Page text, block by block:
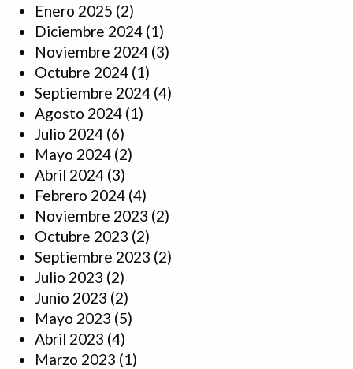
Enero 2025 (2)
Diciembre 2024 (1)
Noviembre 2024 (3)
Octubre 2024 (1)
Septiembre 2024 (4)
Agosto 2024 (1)
Julio 2024 (6)
Mayo 2024 (2)
Abril 2024 (3)
Febrero 2024 (4)
Noviembre 2023 (2)
Octubre 2023 (2)
Septiembre 2023 (2)
Julio 2023 (2)
Junio 2023 (2)
Mayo 2023 (5)
Abril 2023 (4)
Marzo 2023 (1)